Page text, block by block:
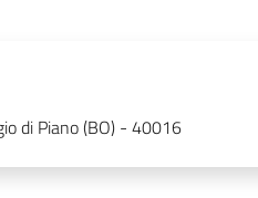
di Piano (BO) - 40016